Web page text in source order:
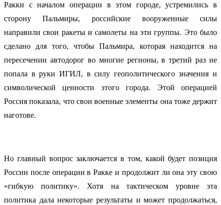
Ракки с началом операции в этом городе, устремились в
сторону Пальмиры, российские вооруженные силы
направили свои ракеты и самолеты на эти группы. Это было
сделано для того, чтобы Пальмира, которая находится на
пересечении автодорог во многие регионы, в третий раз не
попала в руки ИГИЛ, в силу геополитического значения и
символической ценности этого города. Этой операцией
Россия показала, что свои военные элементы она тоже держит
наготове.
Но главный вопрос заключается в том, какой будет позиция
России после операции в Ракке и продолжит ли она эту свою
«гибкую политику». Хотя на тактическом уровне эта
политика дала некоторые результаты и может продолжаться,